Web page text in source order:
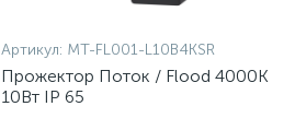
Артикул: MT-FL001-L10B4KSR
Прожектор Поток / Flood 4000К
10Вт IP 65